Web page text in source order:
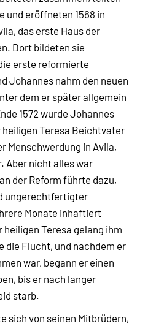
und eröffneten 1568 in
das erste Haus der
Dort bildeten sie
erste reformierte
Johannes nahm den neuen
dem er später allgemein
1572 wurde Johannes
Teresa Beichtvater
Menschwerdung in Avila,
Aber nicht alles war
der Reform führte dazu,
ungerechtfertigter
Monate inhaftiert
Teresa gelang ihm
die Flucht, und nachdem er
war, begann er einen
bis er nach langer
starb.
sich von seinen Mitbrüdern,